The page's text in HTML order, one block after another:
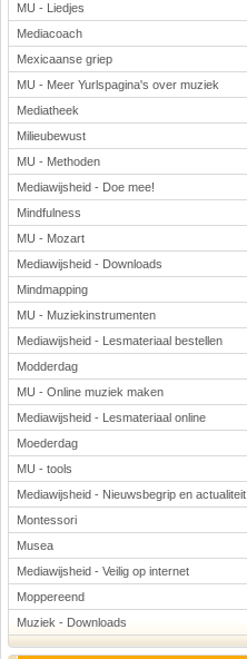
MU - Liedjes
Mediacoach
Mexicaanse griep
MU - Meer Yurlspagina's over muziek
Mediatheek
Milieubewust
MU - Methoden
Mediawijsheid - Doe mee!
Mindfulness
MU - Mozart
Mediawijsheid - Downloads
Mindmapping
MU - Muziekinstrumenten
Mediawijsheid - Lesmateriaal bestellen
Modderdag
MU - Online muziek maken
Mediawijsheid - Lesmateriaal online
Moederdag
MU - tools
Mediawijsheid - Nieuwsbegrip en actualiteit
Montessori
Musea
Mediawijsheid - Veilig op internet
Moppereend
Muziek - Downloads